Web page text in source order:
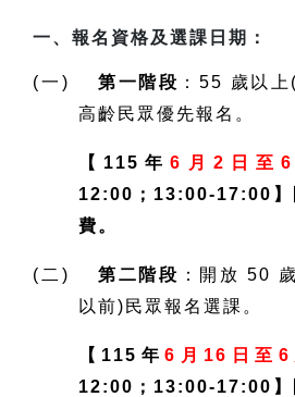
一、報名資格及選課日期：
(一) 第一階段 ：55 歲以
高齡民眾優先報名。
【115年6月2日至
12:00；13:00-17:00】
費。
(二)第二階段 ：開放 50
以前)民眾報名選課。
【115年6月16日至6
12:00；13:00-17:00】